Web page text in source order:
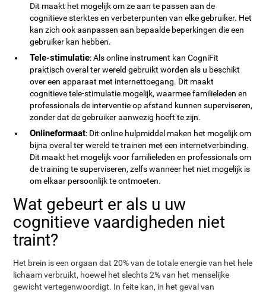
Dit maakt het mogelijk om ze aan te passen aan de
cognitieve sterktes en verbeterpunten van elke gebruiker. Het
kan zich ook aanpassen aan bepaalde beperkingen die een
gebruiker kan hebben.
Tele-stimulatie: Als online instrument kan CogniFit
praktisch overal ter wereld gebruikt worden als u beschikt
over een apparaat met internettoegang. Dit maakt
cognitieve tele-stimulatie mogelijk, waarmee familieleden en
professionals de interventie op afstand kunnen superviseren,
zonder dat de gebruiker aanwezig hoeft te zijn.
Onlineformaat: Dit online hulpmiddel maken het mogelijk om
bijna overal ter wereld te trainen met een internetverbinding.
Dit maakt het mogelijk voor familieleden en professionals om
de training te superviseren, zelfs wanneer het niet mogelijk is
om elkaar persoonlijk te ontmoeten.
Wat gebeurt er als u uw
cognitieve vaardigheden niet
traint?
Het brein is een orgaan dat 20% van de totale energie van het hele
lichaam verbruikt, hoewel het slechts 2% van het menselijke
gewicht vertegenwoordigt. In feite kan, in het geval van